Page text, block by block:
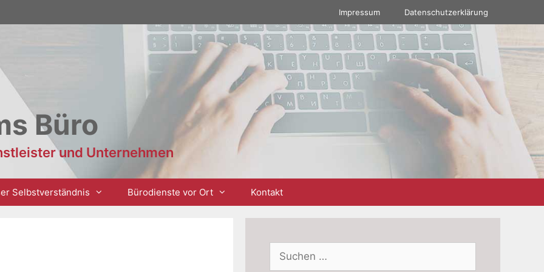
Impressum Datenschutzerklärung
Büro
und Unternehmen
Selbstverständnis Bürodienste vor Ort Kontakt
Suchen
nach: